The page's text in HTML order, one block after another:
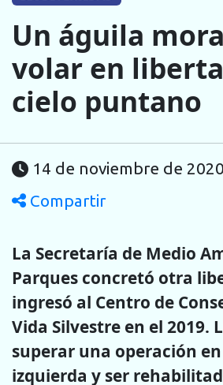
Un águila
volar en
cielo puntano
14 de noviembre de
Compartir
La Secretaría de Medio
Parques concretó otra
ingresó al Centro de
Vida Silvestre en el 2019.
superar una operación
izquierda y ser